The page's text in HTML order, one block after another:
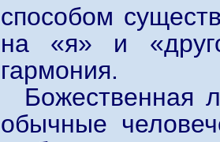
способом
на «я» и
гармония.
Божественная
обычные